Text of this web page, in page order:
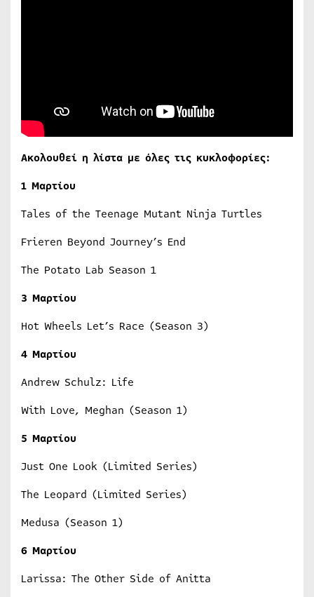
Ακολουθεί η λίστα με όλες τις κυκλοφορίες:
1 Μαρτίου
Tales of the Teenage Mutant Ninja Turtles
Frieren Beyond Journey’s End
The Potato Lab Season 1
3 Μαρτίου
Hot Wheels Let’s Race (Season 3)
4 Μαρτίου
Andrew Schulz: Life
With Love, Meghan (Season 1)
5 Μαρτίου
Just One Look (Limited Series)
The Leopard (Limited Series)
Medusa (Season 1)
6 Μαρτίου
Larissa: The Other Side of Anitta